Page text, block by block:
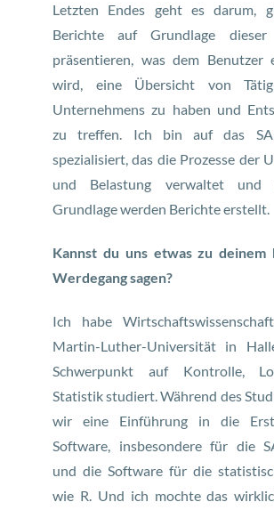
Letzten Endes geht es darum,
Berichte auf Grundlage
präsentieren, was dem Benutzer
wird, eine Übersicht von
Unternehmens zu haben und
zu treffen. Ich bin auf das
spezialisiert, das die Prozesse der
und Belastung verwaltet und
Grundlage werden Berichte erstellt.
Kannst du uns etwas zu deinem
Werdegang sagen?
Ich habe
Martin-Luther-Universität in
Schwerpunkt auf Kontrolle,
Statistik studiert. Während des
wir eine Einführung in die
Software, insbesondere für die
und die Software für die
wie R. Und ich mochte das